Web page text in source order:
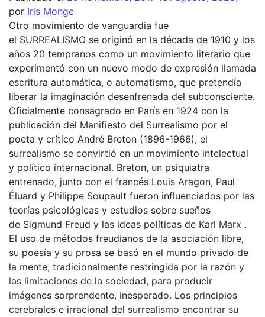
por Iris Monge
Otro movimiento de vanguardia fue
el SURREALISMO se originó en la década de 1910 y los
años 20 tempranos como un movimiento literario que
experimentó con un nuevo modo de expresión llamada
escritura automática, o automatismo, que pretendía
liberar la imaginación desenfrenada del subconsciente.
Oficialmente consagrado en París en 1924 con la
publicación del Manifiesto del Surrealismo por el
poeta y crítico André Breton (1896-1966), el
surrealismo se convirtió en un movimiento intelectual
y político internacional. Breton, un psiquiatra
entrenado, junto con el francés Louis Aragon, Paul
Éluard y Philippe Soupault fueron influenciados por las
teorías psicológicas y estudios sobre sueños
de Sigmund Freud y las ideas políticas de Karl Marx .
El uso de métodos freudianos de la asociación libre,
su poesía y su prosa se ​​basó en el mundo privado de
la mente, tradicionalmente restringida por la razón y
las limitaciones de la sociedad, para producir
imágenes sorprendente, inesperado. Los principios
cerebrales e irracional del surrealismo encontrar su